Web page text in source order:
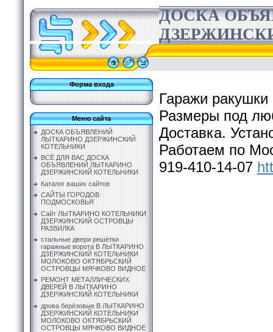
ДОСКА
Форма входа
Меню сайта
ДОСКА ОБЪЯВЛЕНИЙ
ЛЫТКАРИНО ДЗЕРЖИНСКИЙ
КОТЕЛЬНИКИ
ВСЁ ДЛЯ ВАС ДОСКА
ОБЪЯВЛЕНИЙ ЛЫТКАРИНО
ДЗЕРЖИНСКИЙ КОТЕЛЬНИКИ
Каталог ваших сайтов
САЙТЫ ГОРОДОВ
ПОДМОСКОВЬЯ
Сайт ЛЫТКАРИНО КОТЕЛЬНИКИ
ДЗЕРЖИНСКИЙ ОСТРОВЦЫ
РАЗВИЛКА
стальные двери решётки
гаражные ворота В ЛЫТКАРИНО
ДЗЕРЖИНСКИЙ КОТЕЛЬНИКИ
МОЛОКОВО ОКТЯБРЬСКИЙ
ОСТРОВЦЫ МЯЧКОВО ВИДНОЕ
РЕМОНТ МЕТАЛЛИЧЕСКИХ
ДВЕРЕЙ В ЛЫТКАРИНО
ДЗЕРЖИНСКИЙ КОТЕЛЬНИКИ
дрова берёзовые В ЛЫТКАРИНО
ДЗЕРЖИНСКИЙ КОТЕЛЬНИКИ
МОЛОКОВО ОКТЯБРЬСКИЙ
ОСТРОВЦЫ МЯЧКОВО ВИДНОЕ
Гаражи
Размеры под
Доставка.
Работаем по
919-410-14-07